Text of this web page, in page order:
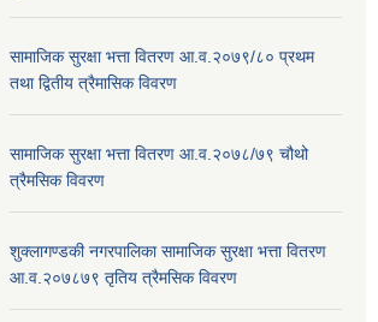
सामाजिक सुरक्षा भत्ता वितरण आ.व.२०७९/८० प्रथम
तथा द्वितीय त्रैमासिक विवरण
सामाजिक सुरक्षा भत्ता वितरण आ.व.२०७८/७९ चौथो
त्रैमसिक विवरण
शुक्लागण्डकी नगरपालिका सामाजिक सुरक्षा भत्ता वितरण
आ.व.२०७८७९ तृतिय त्रैमसिक विवरण